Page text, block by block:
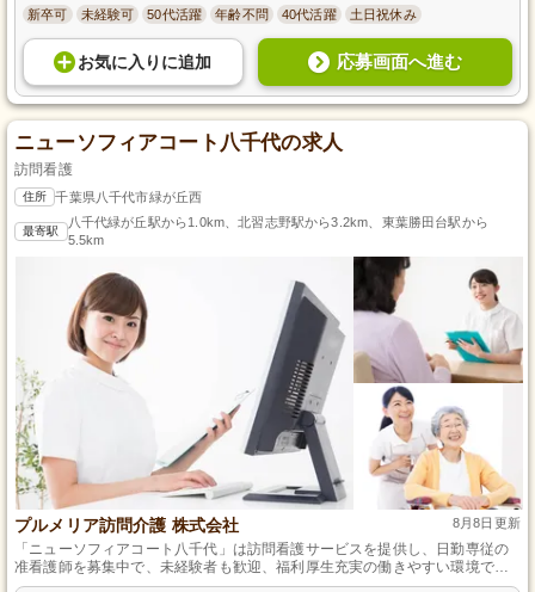
新卒可 未経験可 50代活躍 年齢不問 40代活躍 土日祝休み
お気に入り に追加 応募画面へ進む
ニューソフィアコート八千代の求人
訪問看護
住所 千葉県八千代市緑が丘西
最寄駅
八千代緑が丘駅から1.0km、北習志野駅から3.2km、東葉勝田台駅から
5.5km
プルメリア訪問介護 株式会社 8月8日更新
「ニューソフィアコート八千代」は訪問看護サービスを提供し、日勤専従の
准看護師を募集中で、未経験者も歓迎、福利厚生充実の働きやすい環境で、
日々の頑張りには昇給や年2回の賞与で応える会社です。